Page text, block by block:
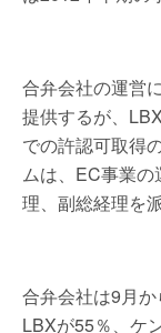
合弁会社の運営
提供するが、
での許認可取得
ムは、EC事業
理、副総経理を
合弁会社は9月か
LBXが55％、ケ